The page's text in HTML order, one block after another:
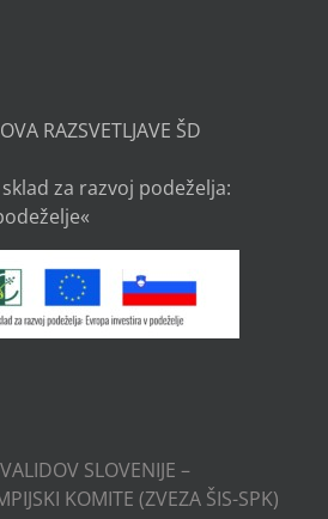
RAZSVETLJAVE ŠD
za razvoj podeželja:
SLOVENIJE –
KOMITE (ZVEZA ŠIS-SPK)